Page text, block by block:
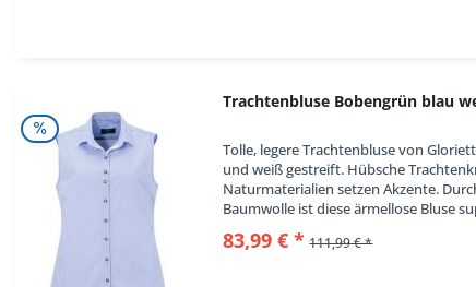
Tolle, legere Trachtenbluse von
und weiß gestreift. Hübsche
Naturmaterialien setzen Akzente.
Baumwolle ist diese ärmellose Bluse
tragen. in Kürze: Trachtenbluse, Farbe:
83,99 € * 111,99 € *